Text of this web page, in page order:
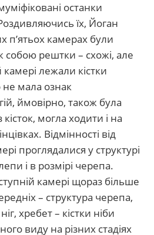
останки
їх, Йоган
п’ятьох камерах були
собою рештки – схожі, але
лежали кістки
не мала ознак
ймовірно, також була
могла ходити і на
Відмінності від
проглядалися у структурі
і в розмірі черепа.
камері щораз більше
– структура черепа,
хребет – кістки ніби
виду на різних стадіях